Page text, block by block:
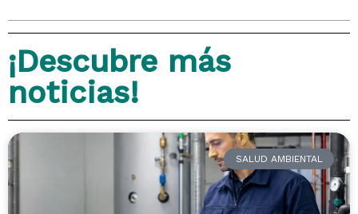
¡Descubre más
noticias!
SALUD AMBIENTAL